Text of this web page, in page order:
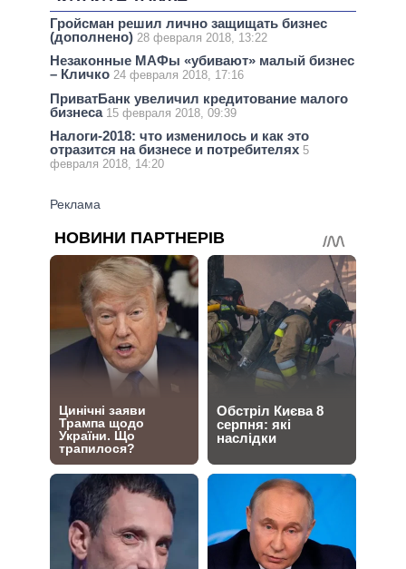
Гройсман решил лично защищать бизнес
(дополнено) 28 февраля 2018, 13:22
Незаконные МАФы «убивают» малый бизнес
– Кличко 24 февраля 2018, 17:16
ПриватБанк увеличил кредитование малого
бизнеса 15 февраля 2018, 09:39
Налоги-2018: что изменилось и как это
отразится на бизнесе и потребителях 5
февраля 2018, 14:20